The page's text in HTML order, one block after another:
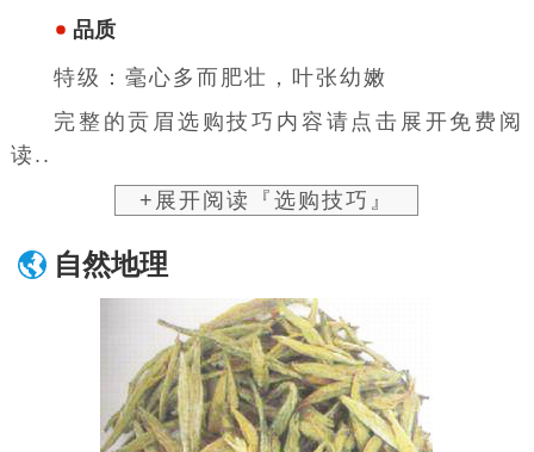
品质
特级：毫心多而肥壮，叶张幼嫩
完整的贡眉选购技巧内容请点击展开免费阅
读..
+展开阅读『选购技巧』
自然地理